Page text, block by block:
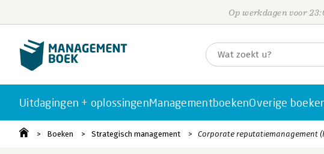
Op werkdagen voor
Uitdagingen + oplossingenManagementboekenOverige
Boeken Strategisch management Corporate reputatiemanagement